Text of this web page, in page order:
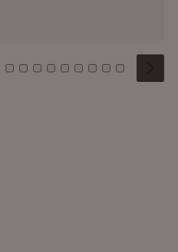
2 3 4
Kachel: 5
Zu Kachel: 6
Zu Kachel: 7
Zu Kachel: 8
Zu Kachel: 9
Zu Kachel: 10
Zu Kachel: 11
Zu Kachel: 12
Zu Kachel:
Zu